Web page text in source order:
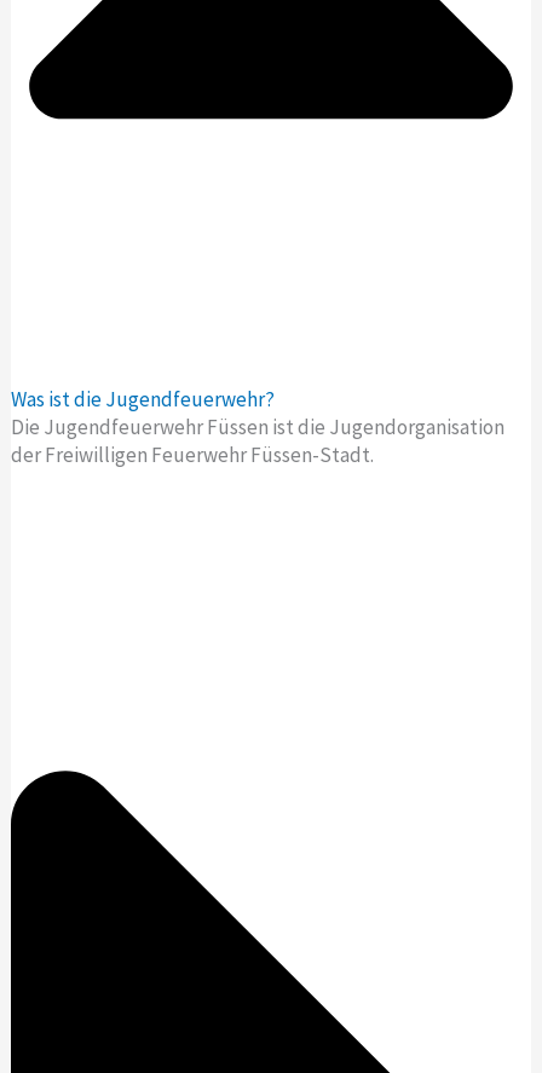
Was ist die Jugendfeuerwehr?
Die Jugendfeuerwehr Füssen ist die Jugendorganisation
der Freiwilligen Feuerwehr Füssen-Stadt.